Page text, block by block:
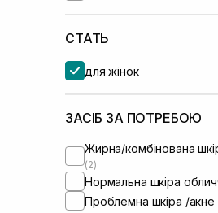
СТАТЬ
для жінок
ЗАСІБ ЗА ПОТРЕБОЮ
Жирна/комбінована
(2)
Нормальна шкіра
Проблемна шкіра /акне